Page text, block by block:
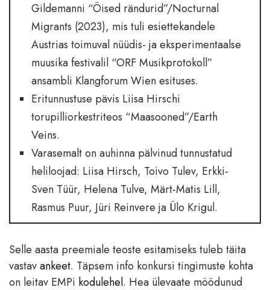
Gildemanni “Öised rändurid”/Nocturnal
Migrants (2023), mis tuli esiettekandele
Austrias toimuval nüüdis- ja eksperimentaalse
muusika festivalil “ORF Musikprotokoll”
ansambli Klangforum Wien esituses.
Eritunnustuse pävis Liisa Hirschi
torupilliorkestriteos “Maasooned”/Earth
Veins.
Varasemalt on auhinna pälvinud tunnustatud
heliloojad: Liisa Hirsch, Toivo Tulev, Erkki-
Sven Tüür, Helena Tulve, Märt-Matis Lill,
Rasmus Puur, Jüri Reinvere ja Ülo Krigul.
Selle aasta preemiale teoste esitamiseks tuleb täita
vastavankeet. Täpsem info konkursi tingimuste kohta
on leitav EMPi kodulehel. Hea ülevaate möödunud